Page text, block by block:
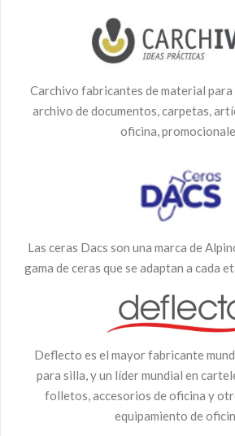
Carchivo fabricantes de material
archivo de documentos, carpetas,
oficina,
Las ceras Dacs son una marca de
gama de ceras que se adaptan a cada
Deflecto es el mayor fabricante
para silla, y un líder mundial en
folletos, accesorios de oficina y
equipamiento de